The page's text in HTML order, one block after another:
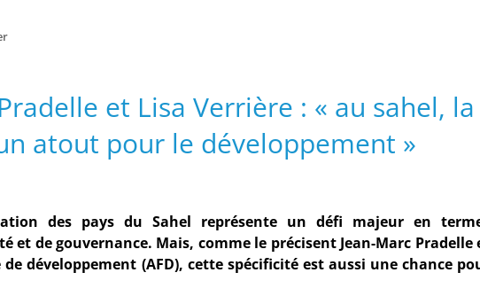
et Lisa Verrière : « au sahel, la
atout pour le développement »
des pays du Sahel représente un défi majeur en
et de gouvernance. Mais, comme le précisent Jean-Marc Pradelle
de développement (AFD), cette spécificité est aussi une chance